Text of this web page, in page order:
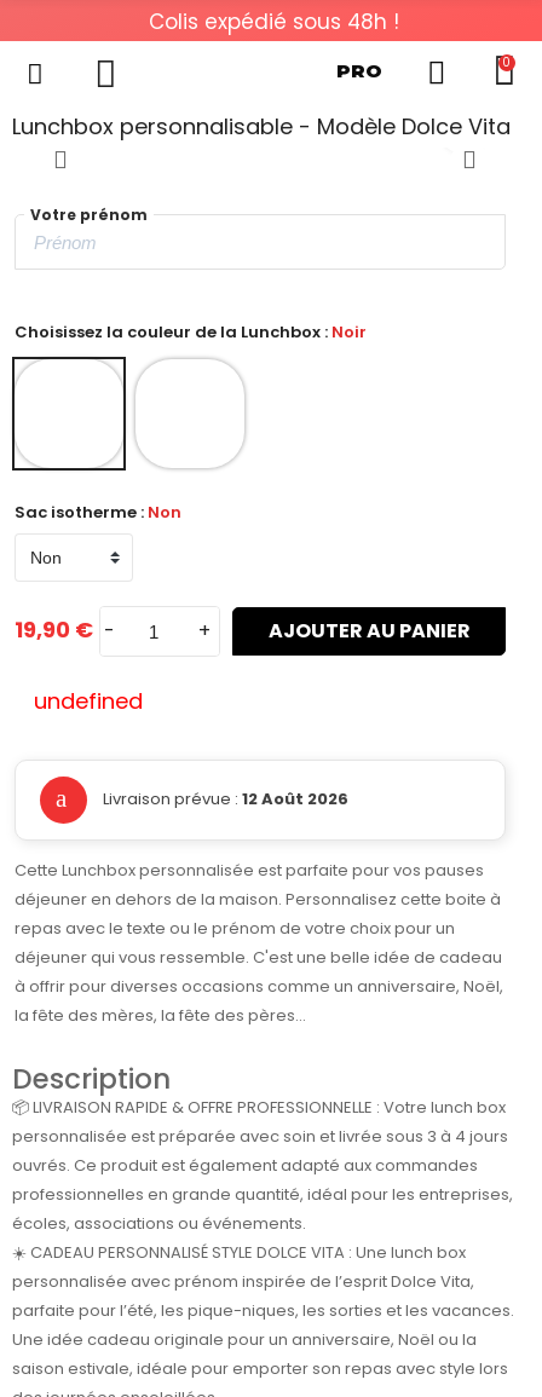
Colis expédié sous 48h !
PRO 0
Lunchbox personnalisable - Modèle Dolce Vita
Votre prénom
Choisissez la couleur de la Lunchbox : Noir
Sac isotherme : Non
19,90 € - + AJOUTER AU PANIER
undefined
Livraison prévue : 12 Août 2026
Cette Lunchbox personnalisée est parfaite pour vos pauses
déjeuner en dehors de la maison. Personnalisez cette boite à
repas avec le texte ou le prénom de votre choix pour un
déjeuner qui vous ressemble. C'est une belle idée de cadeau
à offrir pour diverses occasions comme un anniversaire, Noël,
la fête des mères, la fête des pères...
Description
📦 LIVRAISON RAPIDE & OFFRE PROFESSIONNELLE : Votre lunch box
personnalisée est préparée avec soin et livrée sous 3 à 4 jours
ouvrés. Ce produit est également adapté aux commandes
professionnelles en grande quantité, idéal pour les entreprises,
écoles, associations ou événements.
☀️ CADEAU PERSONNALISÉ STYLE DOLCE VITA : Une lunch box
personnalisée avec prénom inspirée de l’esprit Dolce Vita,
parfaite pour l’été, les pique-niques, les sorties et les vacances.
Une idée cadeau originale pour un anniversaire, Noël ou la
saison estivale, idéale pour emporter son repas avec style lors